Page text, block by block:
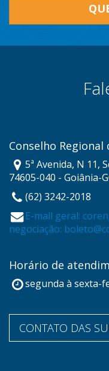
Conselho
5ª Avenida, N 11,
74605-040 - Goiânia-
(62) 3242-2018
E-mail geral:
negociação:
Horário de
segunda à sexta-
CONTATO DAS